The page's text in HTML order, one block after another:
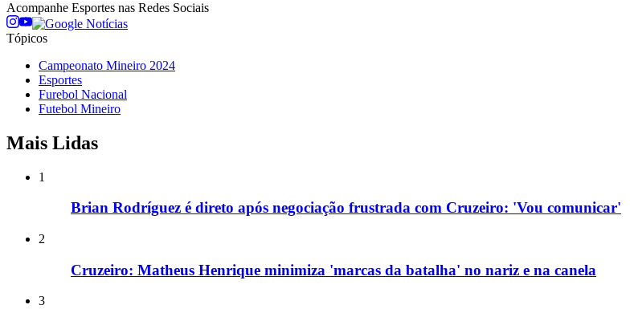
Acompanhe Esportes nas Redes Sociais
Tópicos
Campeonato Mineiro 2024
Esportes
Furebol Nacional
Futebol Mineiro
Mais Lidas
1
Brian Rodríguez é direto após negociação frustrada com Cruzeiro: 'Vou comunicar'
2
Cruzeiro: Matheus Henrique minimiza 'marcas da batalha' no nariz e na canela
3